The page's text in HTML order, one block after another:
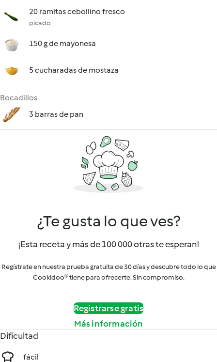
20 ramitas cebollino fresco
picado
150 g de mayonesa
5 cucharadas de mostaza
Bocadillos
3 barras de pan
¿Te gusta lo que ves?
¡Esta receta y más de 100 000 otras te esperan!
Regístrate en nuestra prueba gratuita de 30 días y descubre todo lo que
Cookidoo® tiene para ofrecerte. Sin compromiso.
Registrarse gratis
Más información
Dificultad
fácil